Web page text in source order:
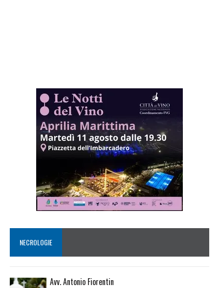
NECROLOGIE
Avv. Antonio Fiorentin